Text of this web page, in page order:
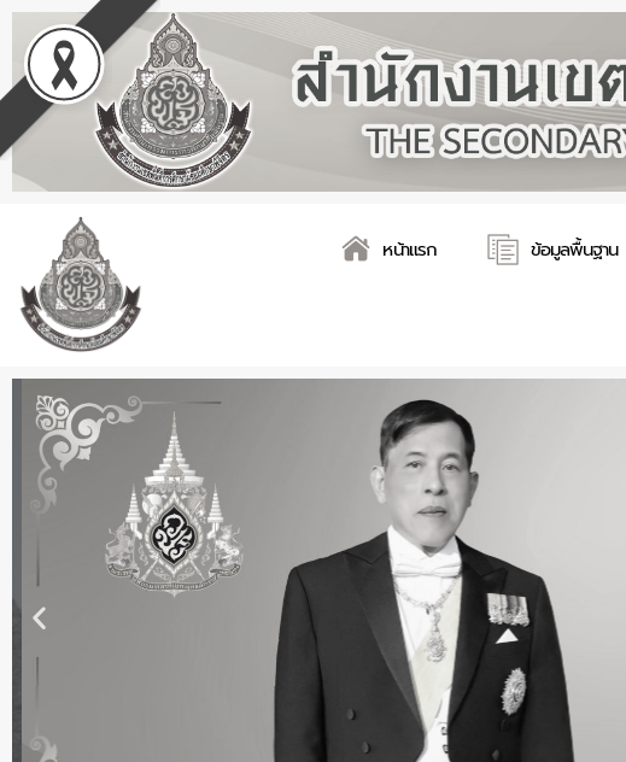
Skip
content
หน้าแรก ข้อมูลพื้นฐาน
Post
navigation